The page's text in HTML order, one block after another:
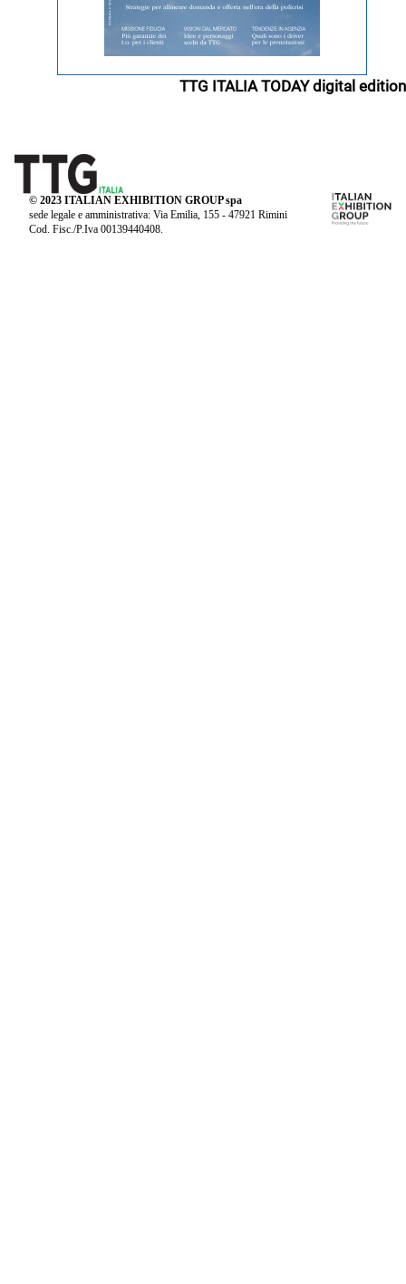
TTG ITALIA TODAY digital edition
© 2023 ITALIAN EXHIBITION GROUP spa
sede legale e amministrativa: Via Emilia, 155 - 47921 Rimini
Cod. Fisc./P.Iva 00139440408.